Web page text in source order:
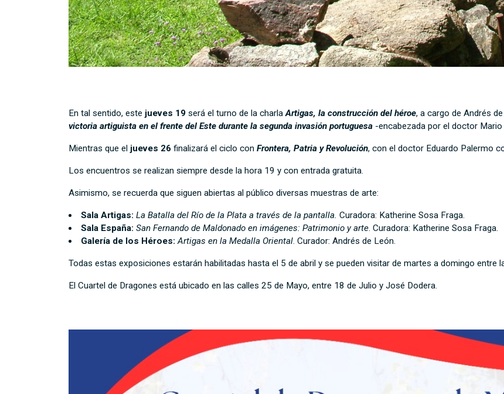
En tal sentido, este jueves 19 será el turno de la charla Artigas, la construcción del héroe, a cargo de Andrés
victoria artiguista en el frente del Este durante la segunda invasión portuguesa -encabezada por el doctor Mario
Mientras que el jueves 26 finalizará el ciclo con Frontera, Patria y Revolución, con el doctor Eduardo Palermo
Los encuentros se realizan siempre desde la hora 19 y con entrada gratuita.
Asimismo, se recuerda que siguen abiertas al público diversas muestras de arte:
Sala Artigas: La Batalla del Río de la Plata a través de la pantalla. Curadora: Katherine Sosa Fraga.
Sala España:San Fernando de Maldonado en imágenes: Patrimonio y arte . Curadora: Katherine Sosa Fraga.
Galería de los Héroes: Artigas en la Medalla Oriental . Curador: Andrés de León.
Todas estas exposiciones estarán habilitadas hasta el 5 de abril y se pueden visitar de martes a domingo entre
El Cuartel de Dragones está ubicado en las calles 25 de Mayo, entre 18 de Julio y José Dodera.